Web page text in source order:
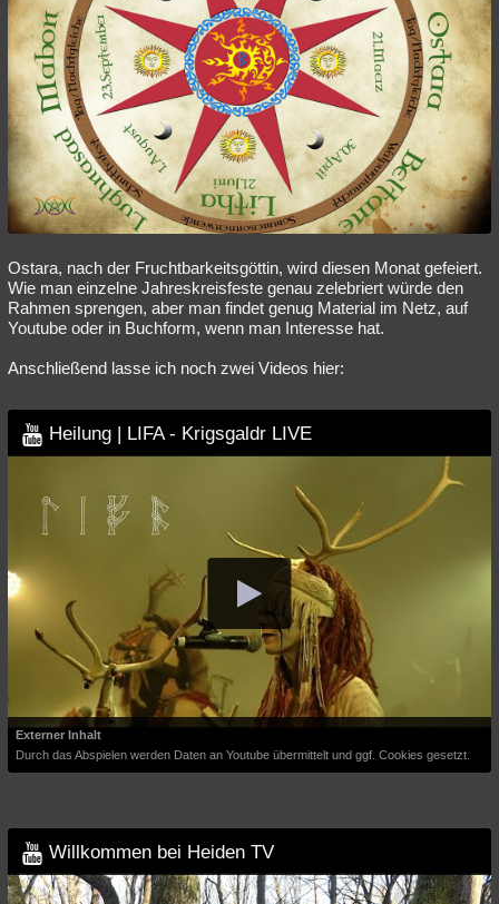
Ostara, nach der Fruchtbarkeitsgöttin, wird diesen Monat gefeiert.
Wie man einzelne Jahreskreisfeste genau zelebriert würde den
Rahmen sprengen, aber man findet genug Material im Netz, auf
Youtube oder in Buchform, wenn man Interesse hat.
Anschließend lasse ich noch zwei Videos hier:
Heilung | LIFA - Krigsgaldr LIVE
Externer Inhalt
Durch das Abspielen werden Daten an Youtube übermittelt und ggf. Cookies gesetzt.
Willkommen bei Heiden TV